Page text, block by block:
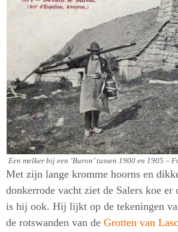
Een melker bij een ‘Buron’ tussen 1900 en 1905 –
Met zijn lange kromme hoorns en
donkerrode vacht ziet de Salers koe er
is hij ook. Hij lijkt op de tekeningen
de rotswanden van de Grotten van